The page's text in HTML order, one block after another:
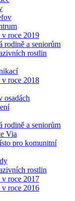
roce 2019
rodině a seniorům
rostlin
roce 2018
osadách
rodině a seniorům
Via
pro komunitní
rostlin
roce 2017
roce 2016